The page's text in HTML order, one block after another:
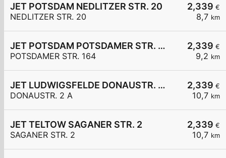
2,339 €
8,7 km
JET POTSDAM NEDLITZER STR. 20
NEDLITZER STR. 20
2,339 €
9,2 km
JET POTSDAM POTSDAMER STR. 164
POTSDAMER STR. 164
2,339 €
10,7 km
JET LUDWIGSFELDE DONAUSTR. 2 A
DONAUSTR. 2 A
2,339 €
10,7 km
JET TELTOW SAGANER STR. 2
SAGANER STR. 2